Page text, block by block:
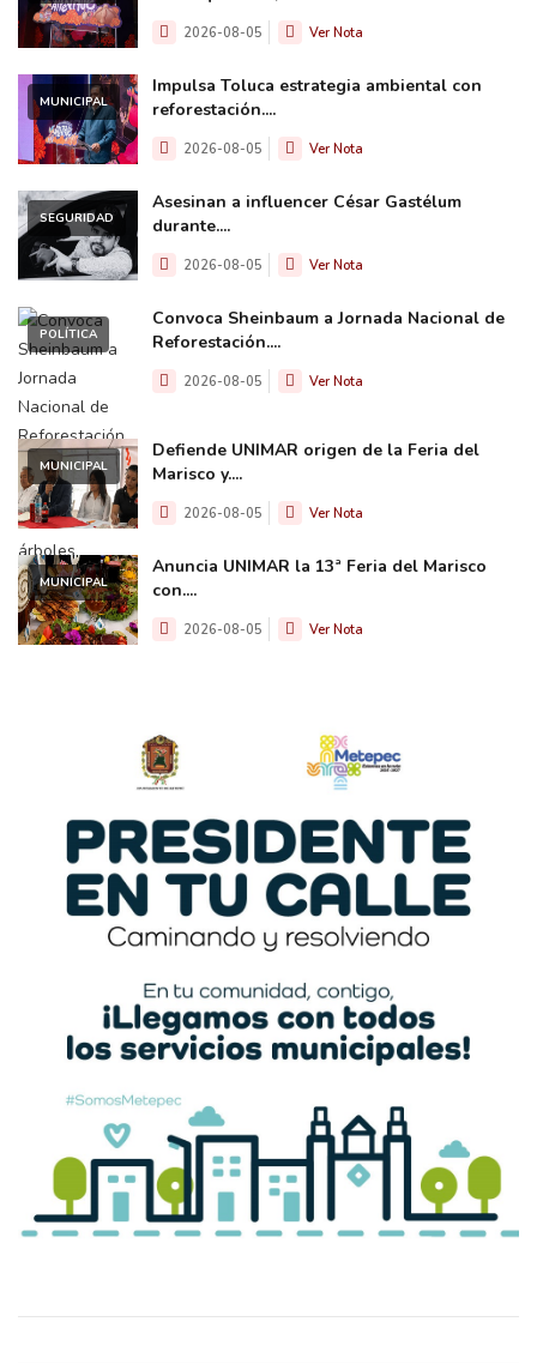
2026-08-05 Ver Nota
MUNICIPAL
Impulsa Toluca estrategia ambiental con
reforestación....
2026-08-05 Ver Nota
SEGURIDAD
Asesinan a influencer César Gastélum
durante....
2026-08-05 Ver Nota
POLÍTICA
Convoca Sheinbaum a Jornada Nacional de
Reforestación....
2026-08-05 Ver Nota
MUNICIPAL
Defiende UNIMAR origen de la Feria del
Marisco y....
2026-08-05 Ver Nota
MUNICIPAL
Anuncia UNIMAR la 13ª Feria del Marisco
con....
2026-08-05 Ver Nota